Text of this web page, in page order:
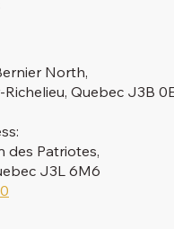
North,
Quebec J3B
des Patriotes,
J3L 6M6